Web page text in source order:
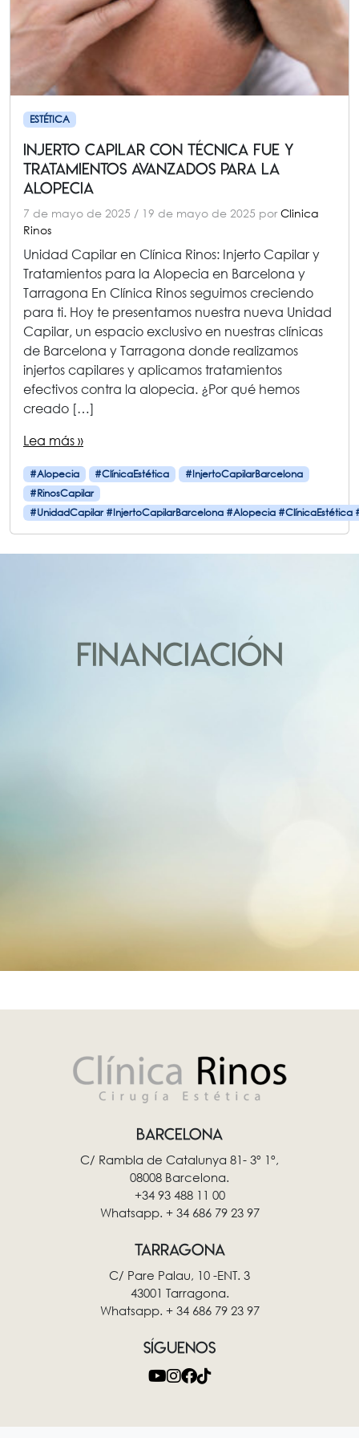
ESTÉTICA
injerto capilar con técnica FUE y
tratamientos avanzados para la
alopecia
7 de mayo de 2025 / 19 de mayo de 2025 porClinica
Rinos
Unidad Capilar en Clínica Rinos: Injerto Capilar y
Tratamientos para la Alopecia en Barcelona y
Tarragona En Clínica Rinos seguimos creciendo
para ti. Hoy te presentamos nuestra nueva Unidad
Capilar, un espacio exclusivo en nuestras clínicas
de Barcelona y Tarragona donde realizamos
injertos capilares y aplicamos tratamientos
efectivos contra la alopecia. ¿Por qué hemos
creado […]
Lea más »
#Alopecia #ClínicaEstética
#InjertoCapilarBarcelona
#RinosCapilar
#UnidadCapilar #InjertoCapilarBarcelona #Alopecia #ClínicaEstética
FINANCIACIÓN
BARCELONA
C/ Rambla de Catalunya 81- 3º 1º,
08008 Barcelona.
+34 93 488 11 00
Whatsapp. + 34 686 79 23 97
TARRAGONA
C/ Pare Palau, 10 -ENT. 3
43001 Tarragona.
Whatsapp. + 34 686 79 23 97
SÍGUENOS